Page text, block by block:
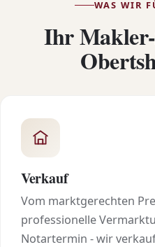
WAS WIR
Ihr
Verkauf
Vom marktgerechten
professionelle
Notartermin - wir